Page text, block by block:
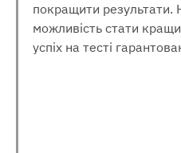
покращити результати.
можливість стати
успіх на тесті